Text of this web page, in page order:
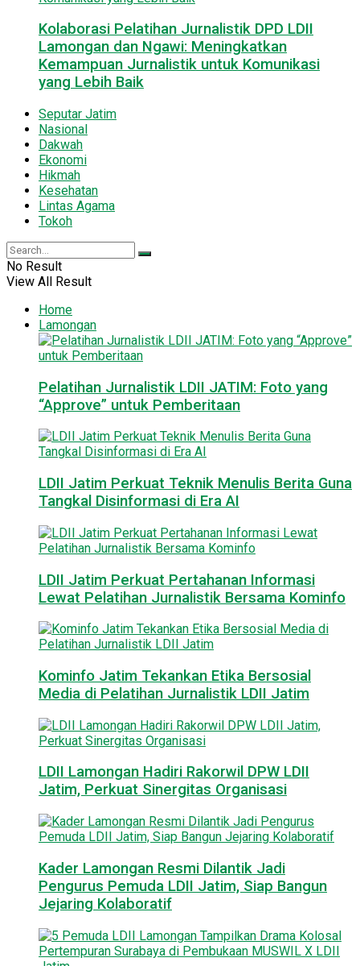
Kolaborasi Pelatihan Jurnalistik DPD LDII
Lamongan dan Ngawi: Meningkatkan
Kemampuan Jurnalistik untuk Komunikasi
yang Lebih Baik
Seputar Jatim
Nasional
Dakwah
Ekonomi
Hikmah
Kesehatan
Lintas Agama
Tokoh
No Result
View All Result
Home
Lamongan
Pelatihan Jurnalistik LDII JATIM: Foto yang
“Approve” untuk Pemberitaan
LDII Jatim Perkuat Teknik Menulis Berita Guna
Tangkal Disinformasi di Era AI
LDII Jatim Perkuat Pertahanan Informasi
Lewat Pelatihan Jurnalistik Bersama Kominfo
Kominfo Jatim Tekankan Etika Bersosial
Media di Pelatihan Jurnalistik LDII Jatim
LDII Lamongan Hadiri Rakorwil DPW LDII
Jatim, Perkuat Sinergitas Organisasi
Kader Lamongan Resmi Dilantik Jadi
Pengurus Pemuda LDII Jatim, Siap Bangun
Jejaring Kolaboratif